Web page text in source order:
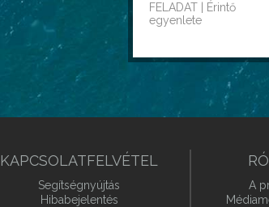
FELADAT | Érintő
egyenlete
KAPCSOLATFELVÉTEL
Segítségnyújtás
Hibabejelentés
A